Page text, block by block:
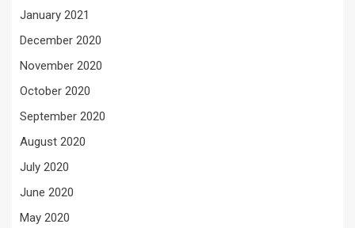
January 2021
December 2020
November 2020
October 2020
September 2020
August 2020
July 2020
June 2020
May 2020